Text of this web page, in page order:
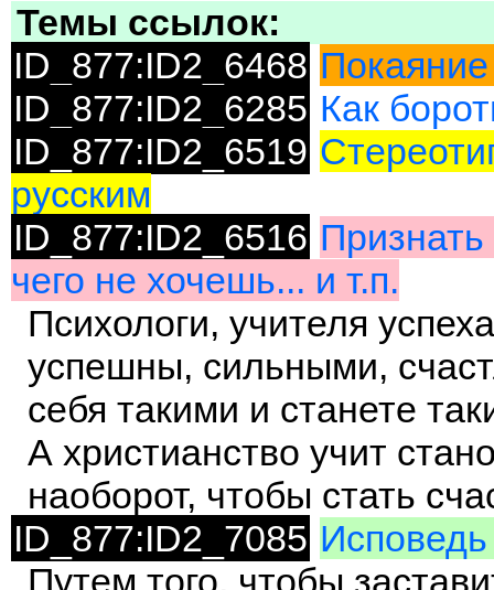
Темы ссылок:
ID_877:ID2_6468 Покаяние
ID_877:ID2_6285 Как
ID_877:ID2_6519
русским
ID_877:ID2_6516 Признать
чего не хочешь... и т.п.
Психологи, учителя
успешны, сильными,
себя такими и станете
А христианство учит
наоборот, чтобы стать
ID_877:ID2_7085 Исповедь
Путем того, чтобы